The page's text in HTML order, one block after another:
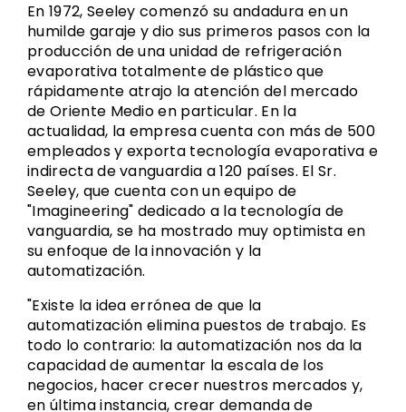
En 1972, Seeley comenzó su andadura en un
humilde garaje y dio sus primeros pasos con la
producción de una unidad de refrigeración
evaporativa totalmente de plástico que
rápidamente atrajo la atención del mercado
de Oriente Medio en particular. En la
actualidad, la empresa cuenta con más de 500
empleados y exporta tecnología evaporativa e
indirecta de vanguardia a 120 países. El Sr.
Seeley, que cuenta con un equipo de
"Imagineering" dedicado a la tecnología de
vanguardia, se ha mostrado muy optimista en
su enfoque de la innovación y la
automatización.
"Existe la idea errónea de que la
automatización elimina puestos de trabajo. Es
todo lo contrario: la automatización nos da la
capacidad de aumentar la escala de los
negocios, hacer crecer nuestros mercados y,
en última instancia, crear demanda de